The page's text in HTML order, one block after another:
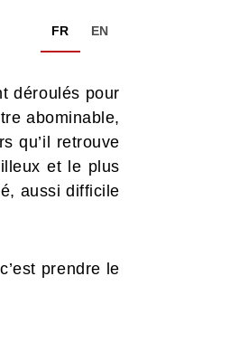
FR EN
déroulés pour
abominable,
qu’il retrouve
et le plus
aussi difficile
prendre le